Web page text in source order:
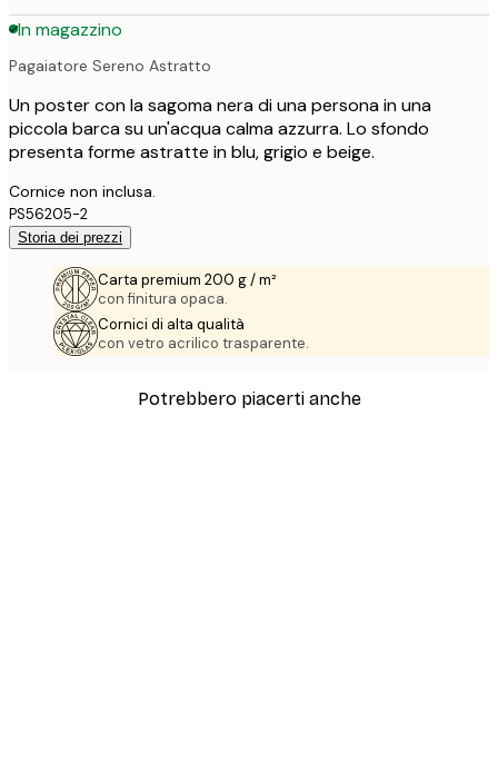
In magazzino
Pagaiatore Sereno Astratto
Un poster con la sagoma nera di una persona in una
piccola barca su un'acqua calma azzurra. Lo sfondo
presenta forme astratte in blu, grigio e beige.
Cornice non inclusa.
PS56205-2
Storia dei prezzi
Carta premium 200 g / m²
con finitura opaca.
Cornici di alta qualità
con vetro acrilico trasparente.
Potrebbero piacerti anche